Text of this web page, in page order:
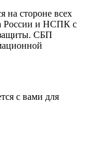
на стороне всех
России и НСПК с
СБП
с вами для